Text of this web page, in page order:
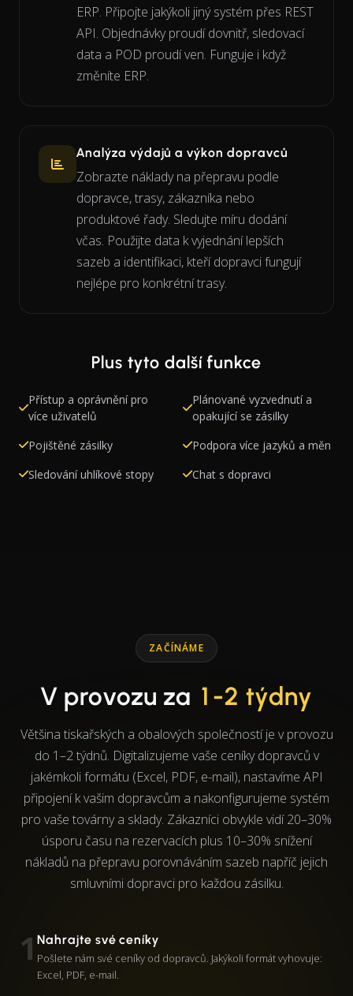
ERP. Připojte jakýkoli jiný systém přes REST
API. Objednávky proudí dovnitř, sledovací
data a POD proudí ven. Funguje i když
změníte ERP.
Analýza výdajů a výkon dopravců
Zobrazte náklady na přepravu podle
dopravce, trasy, zákazníka nebo
produktové řady. Sledujte míru dodání
včas. Použijte data k vyjednání lepších
sazeb a identifikaci, kteří dopravci fungují
nejlépe pro konkrétní trasy.
Plus tyto další funkce
Přístup a oprávnění pro
více uživatelů
Plánované vyzvednutí a
opakující se zásilky
Pojištěné zásilky
Podpora více jazyků a měn
Sledování uhlíkové stopy
Chat s dopravci
ZAČÍNÁME
V provozu za 1-2 týdny
Většina tiskařských a obalových společností je v provozu
do 1–2 týdnů. Digitalizujeme vaše ceníky dopravců v
jakémkoli formátu (Excel, PDF, e-mail), nastavíme API
připojení k vašim dopravcům a nakonfigurujeme systém
pro vaše továrny a sklady. Zákazníci obvykle vidí 20–30%
úsporu času na rezervacích plus 10–30% snížení
nákladů na přepravu porovnáváním sazeb napříč jejich
smluvními dopravci pro každou zásilku.
1 Nahrajte své ceníky
Pošlete nám své ceníky od dopravců. Jakýkoli formát vyhovuje:
Excel, PDF, e-mail.